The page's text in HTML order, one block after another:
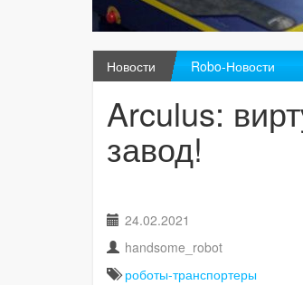
Новости Robo-Новости
Arculus:
завод!
24.02.2021
handsome_robot
роботы-транспортеры